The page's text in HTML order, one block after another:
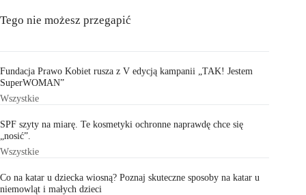
Tego nie możesz przegapić
Fundacja Prawo Kobiet rusza z V edycją kampanii „TAK! Jestem
SuperWOMAN”
Wszystkie
SPF szyty na miarę. Te kosmetyki ochronne naprawdę chce się
„nosić”.
Wszystkie
Co na katar u dziecka wiosną? Poznaj skuteczne sposoby na katar u
niemowląt i małych dzieci